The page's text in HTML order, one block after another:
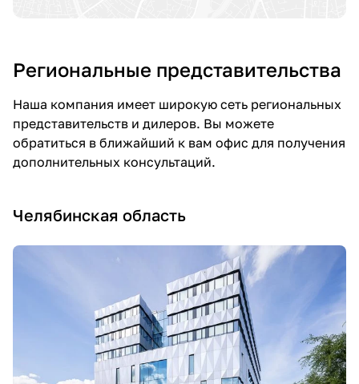
Региональные представительства
Наша компания имеет широкую сеть региональных
представительств и дилеров. Вы можете
обратиться в ближайший к вам офис для получения
дополнительных консультаций.
Челябинская область